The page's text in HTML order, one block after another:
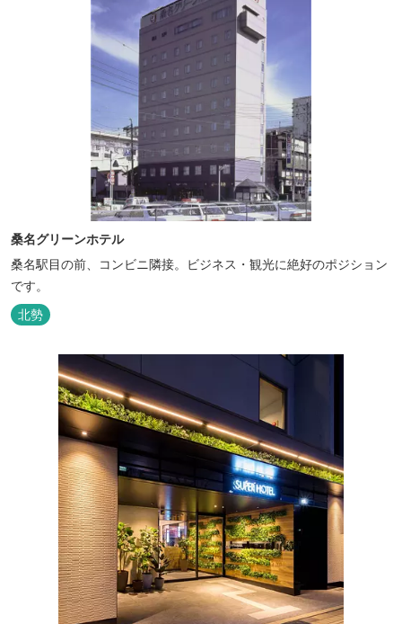
桑名グリーンホテル
桑名駅目の前、コンビニ隣接。ビジネス・観光に絶好のポジション
です。
北勢